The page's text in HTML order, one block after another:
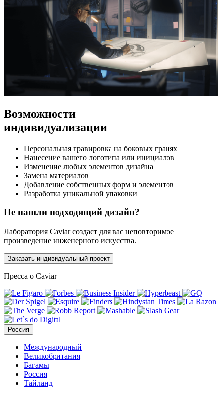
Возможности
индивидуализации
Персональная гравировка на боковых гранях
Нанесение вашего логотипа или инициалов
Изменение любых элементов дизайна
Замена материалов
Добавление собственных форм и элементов
Разработка уникальной упаковки
Не нашли подходящий дизайн?
Лаборатория Caviar создаст для вас неповторимое
произведение инженерного искусства.
Заказать индивидуальный проект
Пресса о Caviar
Россия
Международный
Великобритания
Багамы
Россия
Тайланд